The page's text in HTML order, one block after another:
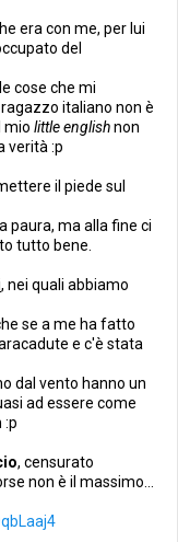
era con me, per lui
del
cose che mi
italiano non è
mio little englishnon
verità :p
il piede sul
paura, ma alla fine ci
tutto bene.
, nei quali abbiamo
se a me ha fatto
e c'è stata
dal vento hanno un
ad essere come
:p
, censurato
non è il massimo...